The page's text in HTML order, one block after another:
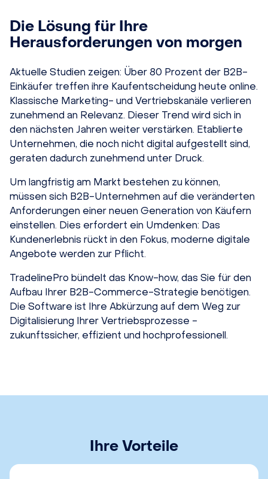
Die Lösung für Ihre
Herausforderungen von morgen
Aktuelle Studien zeigen: Über 80 Prozent der B2B-
Einkäufer treffen ihre Kaufentscheidung heute online.
Klassische Marketing- und Vertriebskanäle verlieren
zunehmend an Relevanz. Dieser Trend wird sich in
den nächsten Jahren weiter verstärken. Etablierte
Unternehmen, die noch nicht digital aufgestellt sind,
geraten dadurch zunehmend unter Druck.
Um langfristig am Markt bestehen zu können,
müssen sich B2B-Unternehmen auf die veränderten
Anforderungen einer neuen Generation von Käufern
einstellen. Dies erfordert ein Umdenken: Das
Kundenerlebnis rückt in den Fokus, moderne digitale
Angebote werden zur Pflicht.
TradelinePro bündelt das Know-how, das Sie für den
Aufbau Ihrer B2B-Commerce-Strategie benötigen.
Die Software ist Ihre Abkürzung auf dem Weg zur
Digitalisierung Ihrer Vertriebsprozesse -
zukunftssicher, effizient und hochprofessionell.
Ihre Vorteile